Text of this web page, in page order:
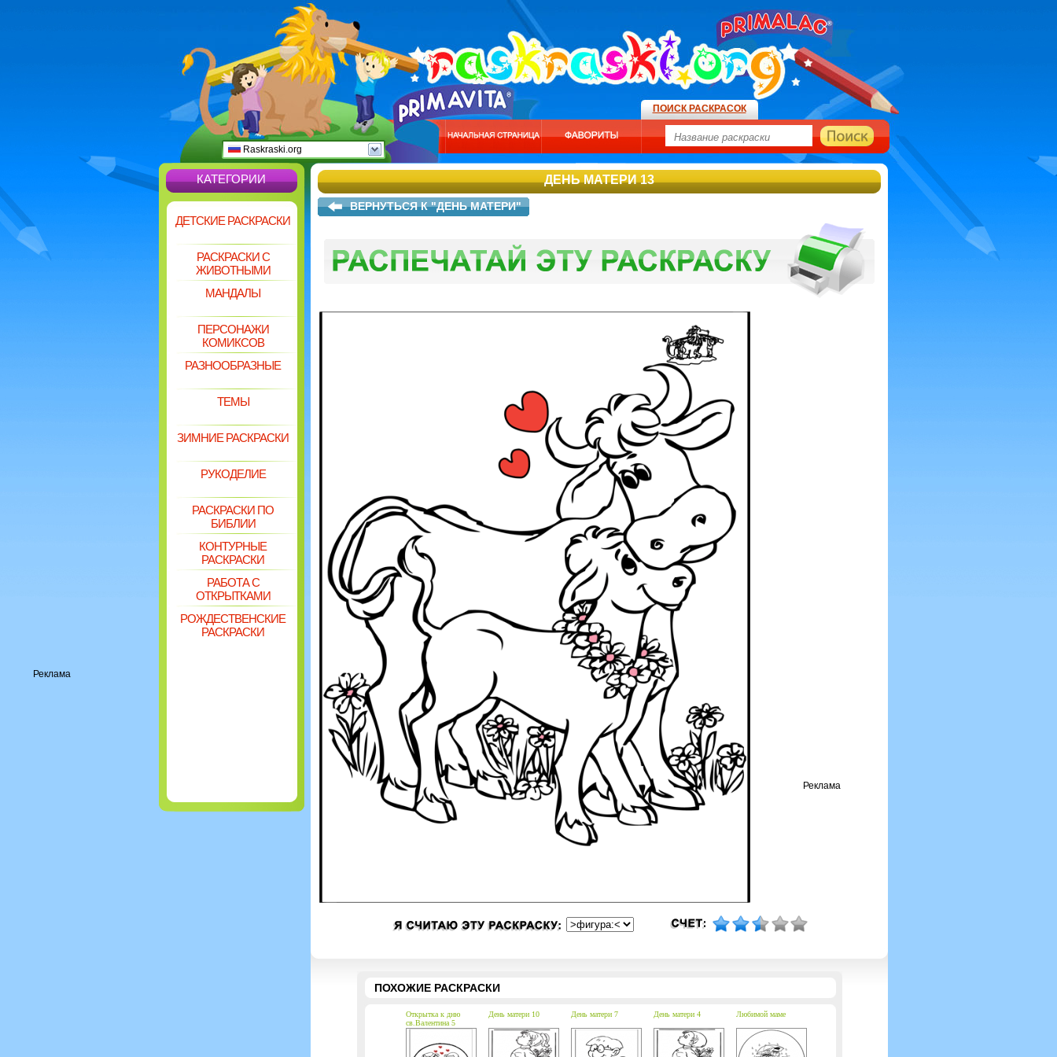
Реклама
Raskraski.org
ПОИСК РАСКРАСОК
КАТЕГОРИИ
ДЕТСКИЕ РАСКРАСКИ
РАСКРАСКИ С
ЖИВОТНЫМИ
МАНДАЛЫ
ПЕРСОНАЖИ
КОМИКСОВ
РАЗНООБРАЗНЫЕ
ТЕМЫ
ЗИМНИЕ РАСКРАСКИ
РУКОДЕЛИЕ
РАСКРАСКИ ПО
БИБЛИИ
КОНТУРНЫЕ
РАСКРАСКИ
РАБОТА С
ОТКРЫТКАМИ
РОЖДЕСТВЕНСКИЕ
РАСКРАСКИ
ДЕНЬ МАТЕРИ 13
ВЕРНУТЬСЯ К "ДЕНЬ МАТЕРИ"
Реклама
ПОХОЖИЕ РАСКРАСКИ
Открытка к дню
св.Валентина 5
День матери 10 День матери 7 День матери 4 Любимой маме